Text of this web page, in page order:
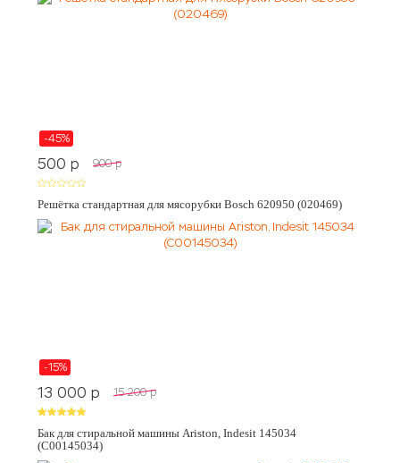
-45%
500 p 900 p
Решётка стандартная для мясорубки Bosch 620950 (020469)
-15%
13 000 p 15 200 p
Бак для стиральной машины Ariston, Indesit 145034
(C00145034)